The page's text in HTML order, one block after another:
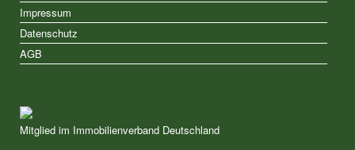
Impressum
Datenschutz
AGB
Mitglied im Immobilienverband Deutschland